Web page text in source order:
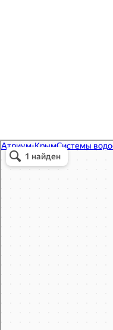
Атриум-Крым
Системы водоснабжения,
Снабжение строительных